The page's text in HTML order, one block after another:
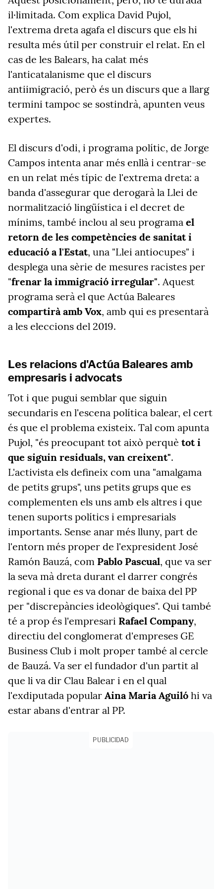
il·limitada. Com explica David Pujol,
l'extrema dreta agafa el discurs que els hi
resulta més útil per construir el relat. En el
cas de les Balears, ha calat més
l'anticatalanisme que el discurs
antiimigració, però és un discurs que a llarg
termini tampoc se sostindrà, apunten veus
expertes.
El discurs d'odi, i programa polític, de Jorge
Campos intenta anar més enllà i centrar-se
en un relat més típic de l'extrema dreta: a
banda d'assegurar que derogarà la Llei de
normalització lingüística i el decret de
mínims, també inclou al seu programa el
retorn de les competències de sanitat i
educació a l'Estat, una "Llei antiocupes" i
desplega una sèrie de mesures racistes per
"frenar la immigració irregular". Aquest
programa serà el que Actúa Baleares
compartirà amb Vox, amb qui es presentarà
a les eleccions del 2019.
Les relacions d'Actúa Baleares amb
empresaris i advocats
Tot i que pugui semblar que siguin
secundaris en l'escena política balear, el cert
és que el problema existeix. Tal com apunta
Pujol, "és preocupant tot això perquè tot i
que siguin residuals, van creixent".
L'activista els defineix com una "amalgama
de petits grups", uns petits grups que es
complementen els uns amb els altres i que
tenen suports polítics i empresarials
importants. Sense anar més lluny, part de
l'entorn més proper de l'expresident José
Ramón Bauzá, com Pablo Pascual, que va ser
la seva mà dreta durant el darrer congrés
regional i que es va donar de baixa del PP
per "discrepàncies ideològiques". Qui també
té a prop és l'empresari Rafael Company,
directiu del conglomerat d'empreses GE
Business Club i molt proper també al cercle
de Bauzá. Va ser el fundador d'un partit al
que li va dir Clau Balear i en el qual
l'exdiputada popular Aina Maria Aguiló hi va
estar abans d'entrar al PP.
PUBLICIDAD